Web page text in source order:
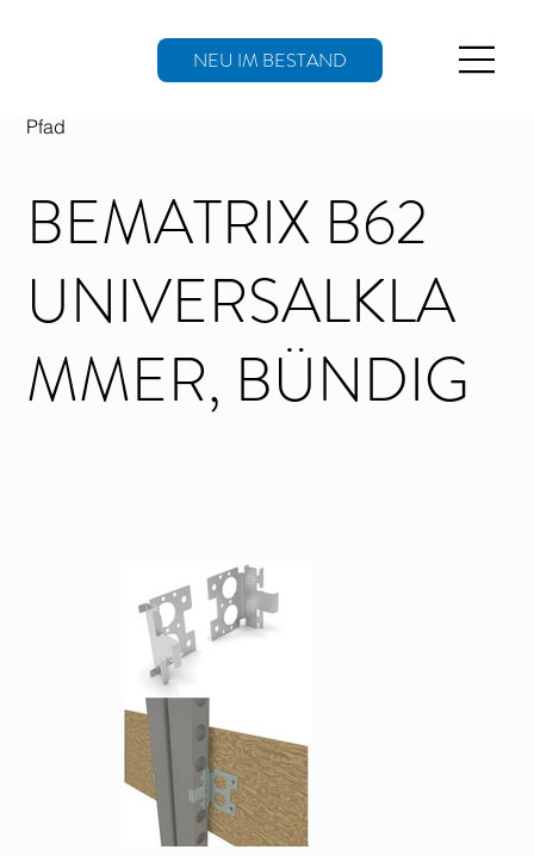
NEU IM BESTAND
BEMATRIX B62
UNIVERSALKLA
MMER, BÜNDIG
Pfad